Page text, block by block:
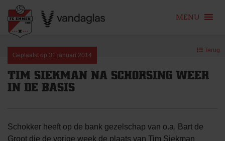
content
MENU
Geplaatst op 31 januari 2014
Terug
TIM SIEKMAN NA SCHORSING WEER
IN DE BASIS
Schokker heeft op de bank gezelschap van o.a. Bart de
Groot die de vorige week de plaats van Tim Siekman